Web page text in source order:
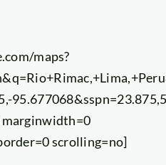
maps?
scrolling=no]